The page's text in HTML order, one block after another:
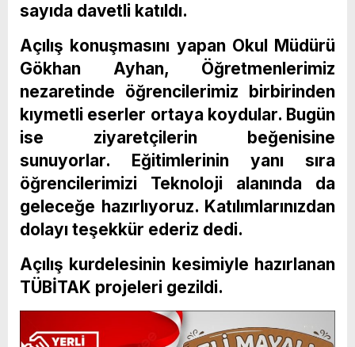
sayıda davetli katıldı.
Açılış konuşmasını yapan Okul Müdürü
Gökhan Ayhan, Öğretmenlerimiz
nezaretinde öğrencilerimiz birbirinden
kıymetli eserler ortaya koydular. Bugün
ise ziyaretçilerin beğenisine
sunuyorlar. Eğitimlerinin yanı sıra
öğrencilerimizi Teknoloji alanında da
geleceğe hazırlıyoruz. Katılımlarınızdan
dolayı teşekkür ederiz dedi.
Açılış kurdelesinin kesimiyle hazırlanan
TÜBİTAK projeleri gezildi.